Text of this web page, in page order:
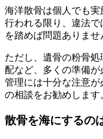
海洋散骨は個人でも
行われる限り、違法
を踏めば問題ありませ
ただし、遺骨の粉骨
配など、多くの準備
管理には十分な注意
の相談をお勧めします
散骨を海にするの